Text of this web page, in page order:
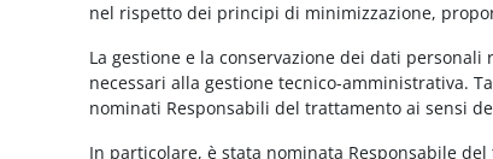
nel rispetto dei principi di minimizzazione,
La gestione e la conservazione dei dati
necessari alla gestione tecnico-amministrativa.
nominati Responsabili del trattamento ai sensi
In particolare, è stata nominata Responsabile